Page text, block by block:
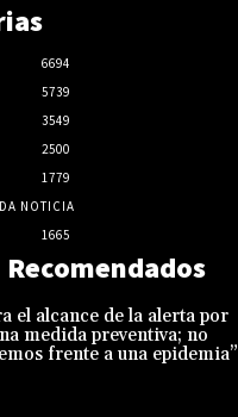
6694
5739
3549
2500
1779
NOTICIA
1665
Recomendados
el alcance de la alerta por
medida preventiva; no
frente a una epidemia”